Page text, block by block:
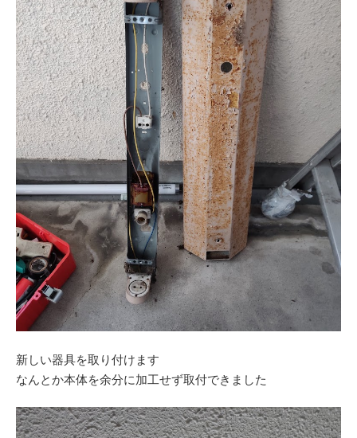
新しい器具を取り付けます
なんとか本体を余分に加工せず取付できました